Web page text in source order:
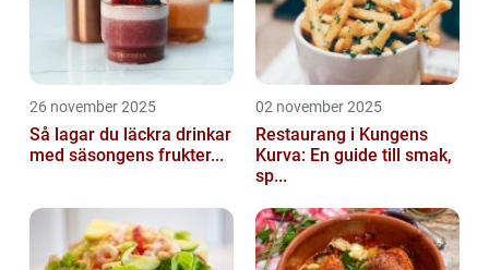
26 november 2025
Så lagar du läckra drinkar
med säsongens frukter...
02 november 2025
Restaurang i Kungens
Kurva: En guide till smak,
sp...